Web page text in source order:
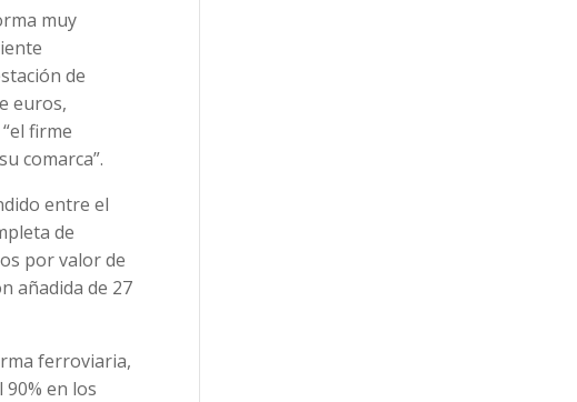
muy
de
euros,
firme
comarca”.
entre el
de
por valor de
añadida de 27
ferroviaria,
en los